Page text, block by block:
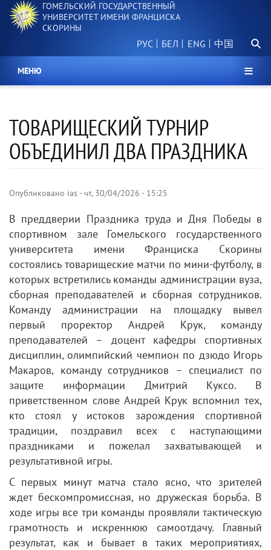
Перейти
основному
ГОМЕЛЬСКИЙ ГОСУДАРСТВЕННЫЙ
УНИВЕРСИТЕТ ИМЕНИ ФРАНЦИСКА
СКОРИНЫ
РУС БЕЛ 中国
МЕНЮ
ТОВАРИЩЕСКИЙ ТУРНИР
ОБЪЕДИНИЛ ДВА ПРАЗДНИКА
Опубликовано ias -чт, 30/04/2026 - 15:25
В преддверии Праздника труда и Дня Победы в
спортивном зале Гомельского государственного
университета имени Франциска Скорины
состоялись товарищеские матчи по мини-футболу, в
которых встретились команды администрации вуза,
сборная преподавателей и сборная сотрудников.
Команду администрации на площадку вывел
первый проректор Андрей Крук, команду
преподавателей – доцент кафедры спортивных
дисциплин, олимпийский чемпион по дзюдо Игорь
Макаров, команду сотрудников – специалист по
защите информации Дмитрий Куксо. В
приветственном слове Андрей Крук вспомнил тех,
кто стоял у истоков зарождения спортивной
традиции, поздравил всех с наступающими
праздниками и пожелал захватывающей и
результативной игры.
С первых минут матча стало ясно, что зрителей
ждет бескомпромиссная, но дружеская борьба. В
ходе игры все три команды проявляли тактическую
грамотность и искреннюю самоотдачу. Главный
результат, как и бывает в таких мероприятиях,